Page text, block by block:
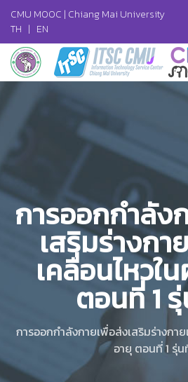
CMU MOOC | Chiang Mai University
TH | EN
การออกกำลัง
เสริมร่างกา
เคลื่อนไหวใ
ตอนที่ 1
การออกกำลังกายเพื่อส่งเสริมร่างกา
อายุ ตอนที่ 1 รุ่